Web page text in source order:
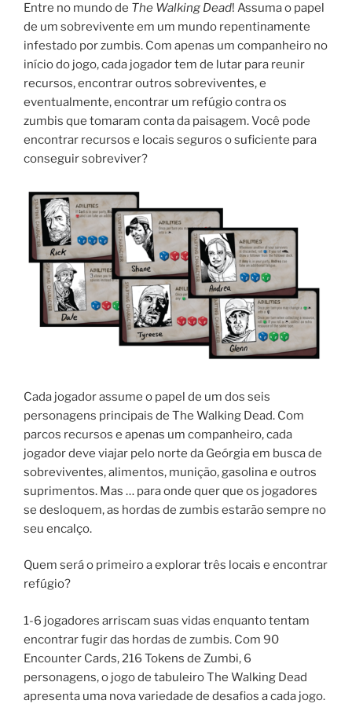
Entre no mundo de The Walking Dead! Assuma o papel
de um sobrevivente em um mundo repentinamente
infestado por zumbis. Com apenas um companheiro no
início do jogo, cada jogador tem de lutar para reunir
recursos, encontrar outros sobreviventes, e
eventualmente, encontrar um refúgio contra os
zumbis que tomaram conta da paisagem. Você pode
encontrar recursos e locais seguros o suficiente para
conseguir sobreviver?
Cada jogador assume o papel de um dos seis
personagens principais de The Walking Dead. Com
parcos recursos e apenas um companheiro, cada
jogador deve viajar pelo norte da Geórgia em busca de
sobreviventes, alimentos, munição, gasolina e outros
suprimentos. Mas … para onde quer que os jogadores
se desloquem, as hordas de zumbis estarão sempre no
seu encalço.
Quem será o primeiro a explorar três locais e encontrar
refúgio?
1-6 jogadores arriscam suas vidas enquanto tentam
encontrar fugir das hordas de zumbis. Com 90
Encounter Cards, 216 Tokens de Zumbi, 6
personagens, o jogo de tabuleiro The Walking Dead
apresenta uma nova variedade de desafios a cada jogo.